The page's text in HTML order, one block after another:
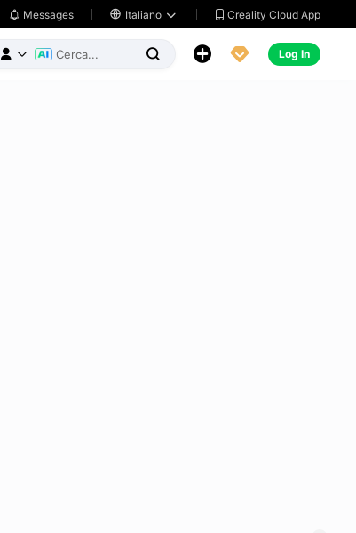
 Messages  Italiano   Creality Cloud App
     Log In